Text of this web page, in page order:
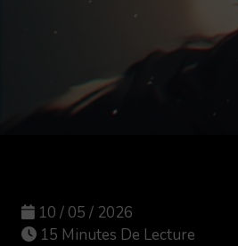
10 / 05 / 2026
15 Minutes De Lecture